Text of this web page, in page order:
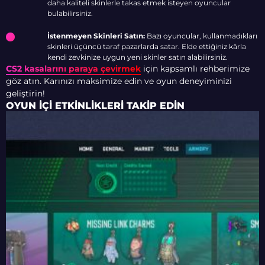
daha kaliteli skinlerle takas etmek isteyen oyuncular
bulabilirsiniz.
İstenmeyen Skinleri Satın: Bazı oyuncular, kullanmadıkları
skinleri üçüncü taraf pazarlarda satar. Elde ettiğiniz kârla
kendi zevkinize uygun yeni skinler satın alabilirsiniz.
CS2 kasalarını paraya çevirmek için kapsamlı rehberimize
göz atın. Karınızı maksimize edin ve oyun deneyiminizi
geliştirin!
OYUN İÇI ETKINLIKLERI TAKIP EDIN